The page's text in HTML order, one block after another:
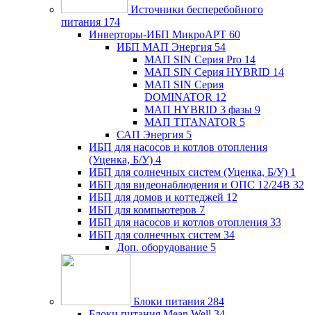
Источники бесперебойного
питания 174
Инверторы-ИБП МикроАРТ 60
ИБП МАП Энергия 54
МАП SIN Серия Pro 14
МАП SIN Серия HYBRID 14
МАП SIN Серия
DOMINATOR 12
МАП HYBRID 3 фазы 9
МАП TITANATOR 5
САП Энергия 5
ИБП для насосов и котлов отопления
(Уценка, Б/У) 4
ИБП для солнечных систем (Уценка, Б/У) 1
ИБП для видеонаблюдения и ОПС 12/24В 32
ИБП для домов и коттеджей 12
ИБП для компьютеров 7
ИБП для насосов и котлов отопления 33
ИБП для солнечных систем 34
Доп. оборудование 5
Блоки питания 284